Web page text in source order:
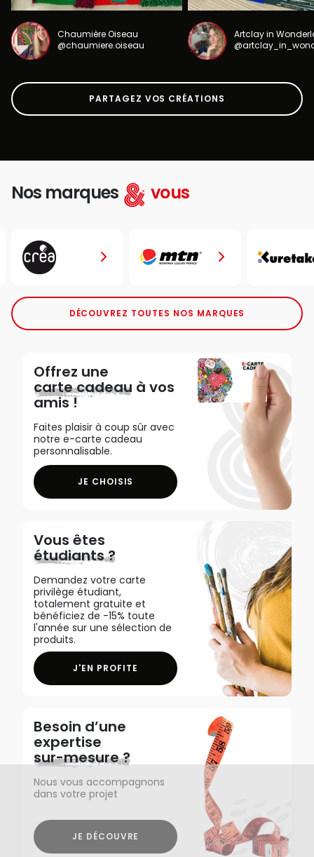
Chaumière Oiseau
@chaumiere.oiseau
Artclay in
PARTAGEZ VOS CRÉATIONS
Nos marques vous
DÉCOUVREZ TOUTES NOS MARQUES
Offrez une
carte cadeau à vos
amis !
Faites plaisir à coup sûr avec
notre e-carte cadeau
personnalisable.
JE CHOISIS
Vous êtes
étudiants ?
Demandez votre carte
privilège étudiant,
totalement gratuite et
bénéficiez de -15% toute
l'année sur une sélection de
produits.
J'EN PROFITE
Besoin d’une
expertise
sur-mesure ?
Nous vous accompagnons
dans votre projet
JE DÉCOUVRE